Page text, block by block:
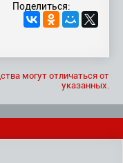
Поделиться:
могут отличаться от
указанных.